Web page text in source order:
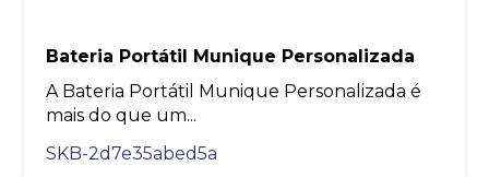
Bateria Portátil Munique Personalizada
A Bateria Portátil Munique Personalizada é
mais do que um...
SKB-2d7e35abed5a